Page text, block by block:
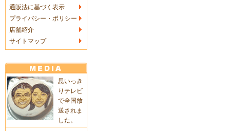
通販法に基づく表示
プライバシー・ポリシー
店舗紹介
サイトマップ
思いっき
りテレビ
で全国放
送されま
した。